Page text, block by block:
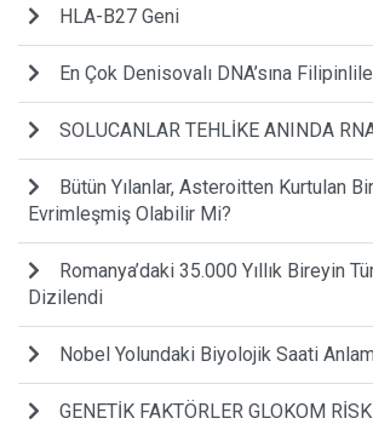
HLA-B27 Geni
En Çok Denisovalı DNA’sına
SOLUCANLAR TEHLİKE ANINDA
Bütün Yılanlar, Asteroitten Kurtulan
Evrimleşmiş Olabilir Mi?
Romanya’daki 35.000 Yıllık Bireyin
Dizilendi
Nobel Yolundaki Biyolojik Saati
GENETİK FAKTÖRLER GLOKOM